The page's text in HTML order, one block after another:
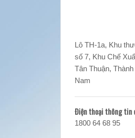
Lô TH-1a, Khu
số 7, Khu Chế
Tân Thuận,
Nam
Điện thoại thông tin
1800 64 68 95